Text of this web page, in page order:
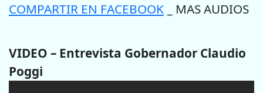
COMPARTIR EN FACEBOOK– MAS AUDIOS
VIDEO – Entrevista Gobernador Claudio
Poggi